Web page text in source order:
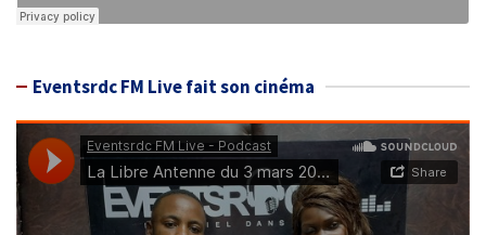
Eventsrdc FM Live fait son cinéma